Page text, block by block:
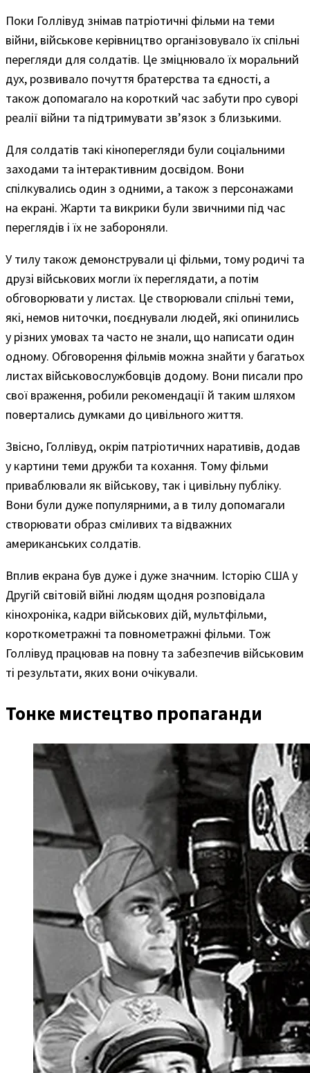
Поки Голлівуд знімав патріотичні фільми на теми
війни, військове керівництво організовувало їх спільні
перегляди для солдатів. Це зміцнювало їх моральний
дух, розвивало почуття братерства та єдності, а
також допомагало на короткий час забути про суворі
реалії війни та підтримувати зв’язок з близькими.
Для солдатів такі кіноперегляди були соціальними
заходами та інтерактивним досвідом. Вони
спілкувались один з одними, а також з персонажами
на екрані. Жарти та викрики були звичними під час
переглядів і їх не забороняли.
У тилу також демонстрували ці фільми, тому родичі та
друзі військових могли їх переглядати, а потім
обговорювати у листах. Це створювали спільні теми,
які, немов ниточки, поєднували людей, які опинились
у різних умовах та часто не знали, що написати один
одному. Обговорення фільмів можна знайти у багатьох
листах військовослужбовців додому. Вони писали про
свої враження, робили рекомендації й таким шляхом
повертались думками до цивільного життя.
Звісно, Голлівуд, окрім патріотичних наративів, додав
у картини теми дружби та кохання. Тому фільми
приваблювали як військову, так і цивільну публіку.
Вони були дуже популярними, а в тилу допомагали
створювати образ сміливих та відважних
американських солдатів.
Вплив екрана був дуже і дуже значним. Історію США у
Другій світовій війні людям щодня розповідала
кінохроніка, кадри військових дій, мультфільми,
короткометражні та повнометражні фільми. Тож
Голлівуд працював на повну та забезпечив військовим
ті результати, яких вони очікували.
Тонке мистецтво пропаганди